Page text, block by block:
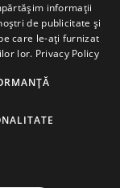
GERMAN
ROMANIAN
informații
de publicitate și
care le-ați furnizat
lor. Privacy Policy